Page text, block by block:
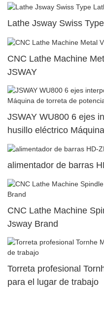
Lathe Jsway Swiss
CNC Lathe Machine
JSWAY
JSWAY WU800 6 ejes
husillo eléctrico
superior dual97
alimentador de barras
CNC Lathe Machine
Jsway Brand
Torreta profesional
para el lugar de trabajo